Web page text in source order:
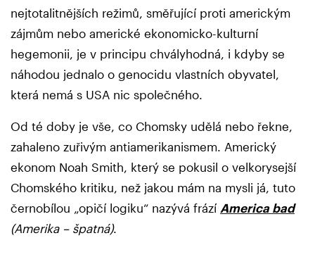
nejtotalitnějších režimů, směřující proti americkým
zájmům nebo americké ekonomicko-kulturní
hegemonii, je v principu chvályhodná, i kdyby se
náhodou jednalo o genocidu vlastních obyvatel,
která nemá s USA nic společného.
Od té doby je vše, co Chomsky udělá nebo řekne,
zahaleno zuřivým antiamerikanismem. Americký
ekonom Noah Smith, který se pokusil o velkorysejší
Chomského kritiku, než jakou mám na mysli já, tuto
černobílou „opičí logiku“ nazývá frází America bad
(Amerika – špatná).